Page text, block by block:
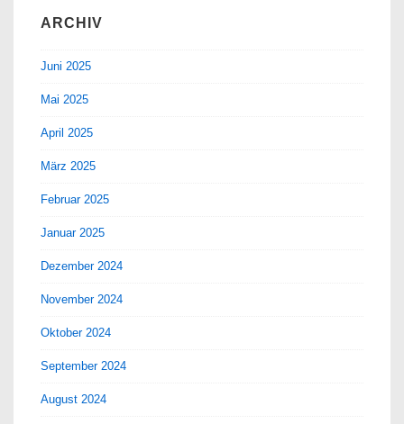
ARCHIV
Juni 2025
Mai 2025
April 2025
März 2025
Februar 2025
Januar 2025
Dezember 2024
November 2024
Oktober 2024
September 2024
August 2024